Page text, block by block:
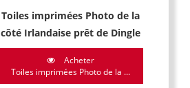
Toiles imprimées Photo de la
côté Irlandaise prêt de Dingle
Acheter
Toiles imprimées Photo de la ...